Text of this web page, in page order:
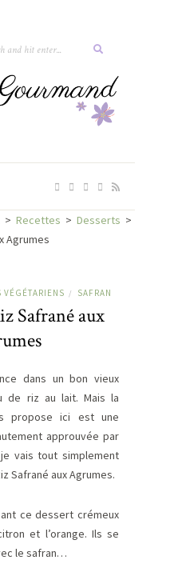
> Recettes > Desserts >
Agrumes
VÉGÉTARIENS / SAFRAN
Safrané aux
dans un bon vieux
de riz au lait. Mais la
propose ici est une
approuvée par
vais tout simplement
Safrané aux Agrumes.
ce dessert crémeux
et l’orange. Ils se
le safran…